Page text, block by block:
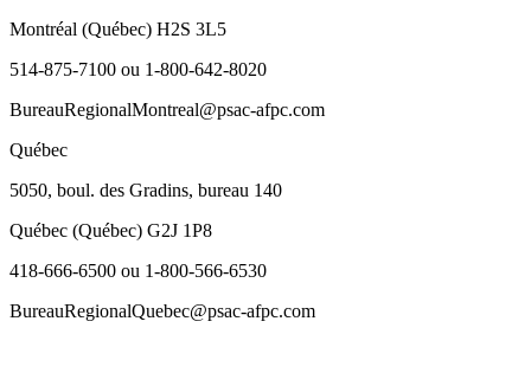
Montréal (Québec) H2S 3L5
514-875-7100 ou 1-800-642-8020
BureauRegionalMontreal@psac-afpc.com
Québec
5050, boul. des Gradins, bureau 140
Québec (Québec) G2J 1P8
418-666-6500 ou 1-800-566-6530
BureauRegionalQuebec@psac-afpc.com